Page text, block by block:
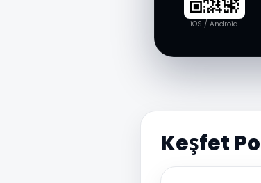
iOS / Android
Keşfet